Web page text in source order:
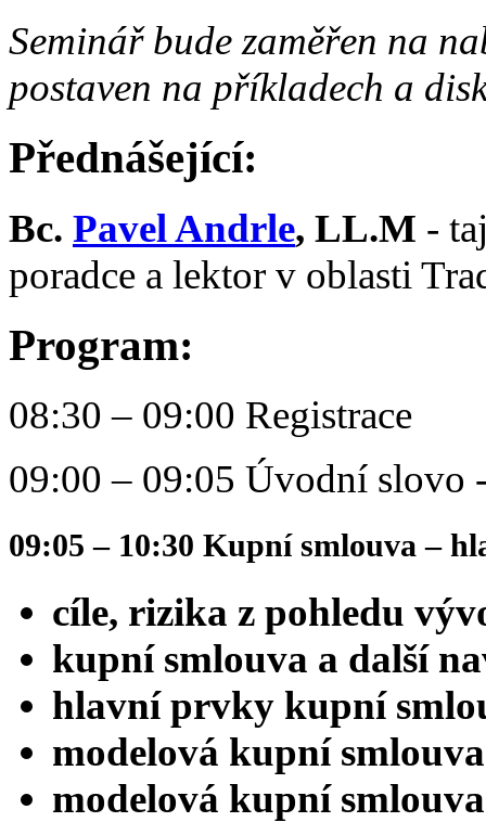
Seminář bude zaměřen na
postaven na příkladech a
Přednášející:
Bc. Pavel Andrle, LL.M -
poradce a lektor v oblasti
Program:
08:30 – 09:00 Registrace
09:00 – 09:05 Úvodní slovo
09:05 – 10:30 Kupní smlouva –
cíle, rizika z pohledu
kupní smlouva a další
hlavní prvky kupní
modelová kupní
modelová kupní